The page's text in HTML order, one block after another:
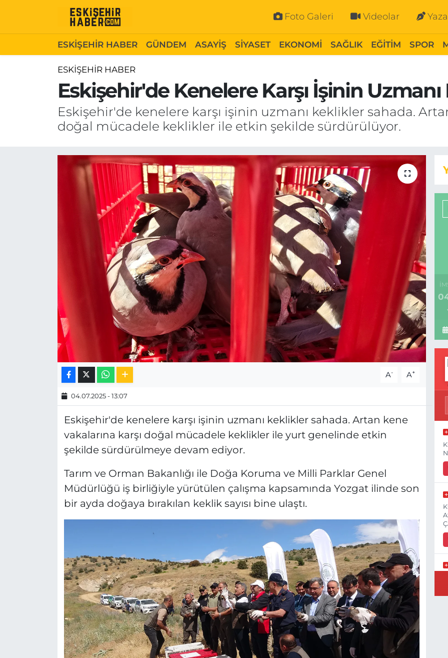
Foto Galeri Videolar
ESKİŞEHİR HABER GÜNDEM ASAYİŞ SİYASET EKONOMİ SAĞLIK EĞİTİM SPOR
ESKİŞEHİR HABER
Eskişehir'de Kenelere Karşı İşinin
Eskişehir'de kenelere karşı işinin uzmanı keklikler sahada.
doğal mücadele keklikler ile etkin şekilde sürdürülüyor.
A- A+
04.07.2025 - 13:07
Eskişehir'de kenelere karşı işinin uzmanı keklikler sahada. Artan kene
vakalarına karşı doğal mücadele keklikler ile yurt genelinde etkin
şekilde sürdürülmeye devam ediyor.
Tarım ve Orman Bakanlığı ile Doğa Koruma ve Milli Parklar Genel
Müdürlüğü iş birliğiyle yürütülen çalışma kapsamında Yozgat ilinde son
bir ayda doğaya bırakılan keklik sayısı bine ulaştı.
ESKİŞEHİR HABER
SİYASET
Gizlilik Politikası
Hakkımızda
İletişim
Odunpazarı Hava Durumu
Odunpazarı Trafik Yoğunluk Haritası
Süper Lig Puan Durumu ve Fikstür
Tüm Manşetler
Haber Arşivi